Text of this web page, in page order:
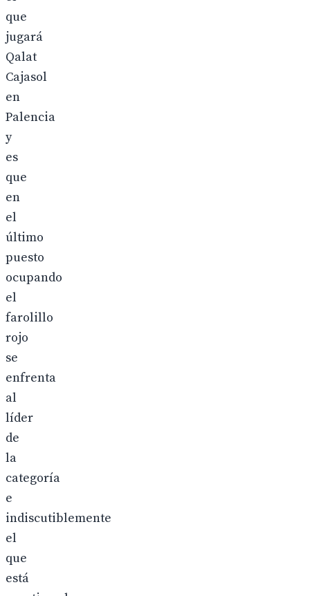
que
jugará
Qalat
Cajasol
en
Palencia
y
es
que
en
el
último
puesto
ocupando
el
farolillo
rojo
se
enfrenta
al
líder
de
la
categoría
e
indiscutiblemente
el
que
está